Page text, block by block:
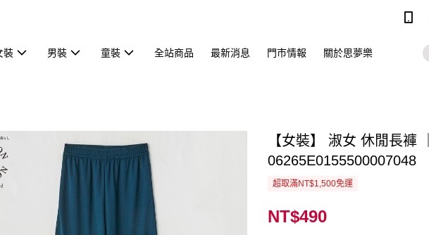
裝 男裝 童裝 全站商品 最新消息 門市情報 關於思夢樂
【女裝】 淑女 休閒長褲 ｜
06265E0155500007048
超取滿NT$1,500免運
NT$490